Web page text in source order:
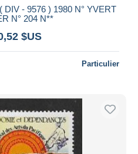
- 9576 ) 1980 N° YVERT
N° 204 N**
$US
Particulier